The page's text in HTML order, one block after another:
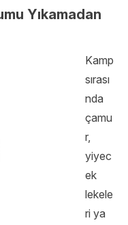
Yıkamadan
Kamp
sırası
nda
çamu
r,
yiyec
ek
lekele
ri ya